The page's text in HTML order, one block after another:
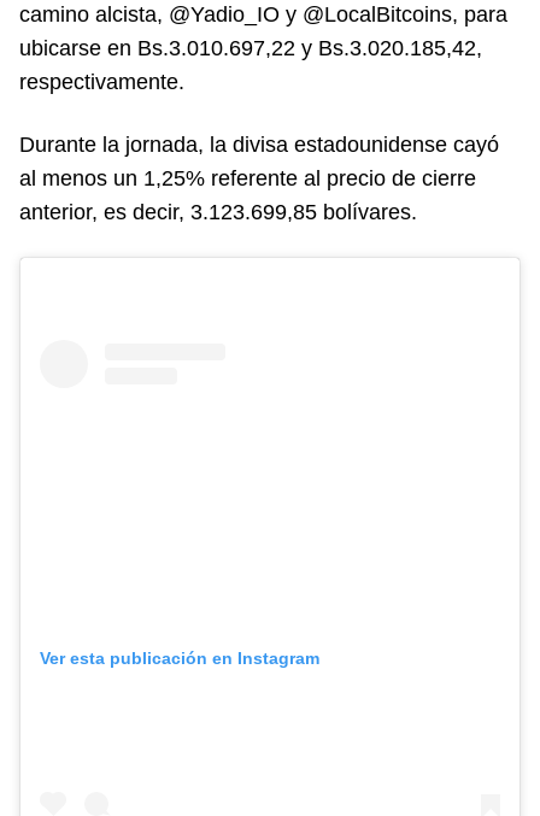
camino alcista, @Yadio_IO y @LocalBitcoins, para
ubicarse en Bs.3.010.697,22 y Bs.3.020.185,42,
respectivamente.
Durante la jornada, la divisa estadounidense cayó
al menos un 1,25% referente al precio de cierre
anterior, es decir, 3.123.699,85 bolívares.
Ver esta publicación en Instagram